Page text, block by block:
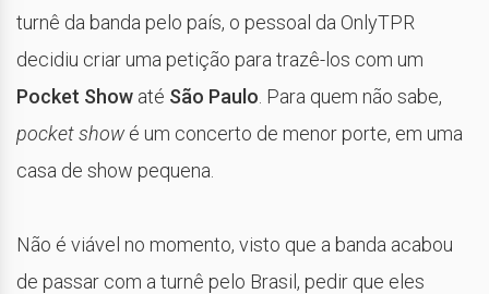
turnê da banda pelo país, o pessoal da OnlyTPR
decidiu criar uma petição para trazê-los com um
Pocket Show até São Paulo . Para quem não sabe,
pocket show é um concerto de menor porte, em uma
casa de show pequena.
Não é viável no momento, visto que a banda acabou
de passar com a turnê pelo Brasil, pedir que eles